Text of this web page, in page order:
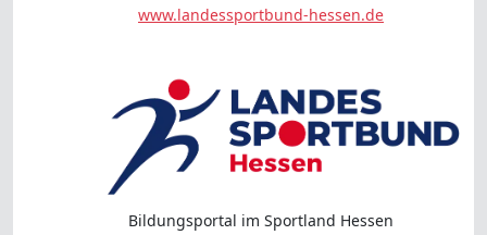
www.landessportbund-hessen.de
Bildungsportal im Sportland Hessen